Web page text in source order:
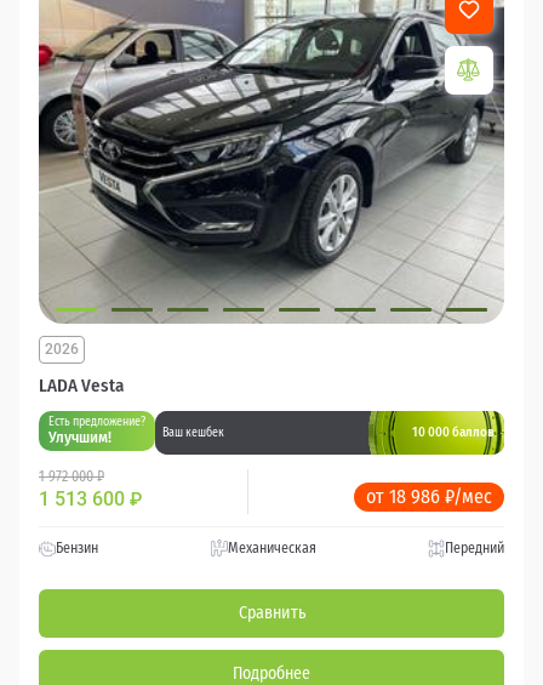
LADA Vesta
2026
Есть предложение?
Улучшим! Ваш кешбек 10 000 баллов
1 972 000 ₽
1 513 600 ₽ от 18 986 ₽/мес
Бензин Механическая Передний
Сравнить
Подробнее